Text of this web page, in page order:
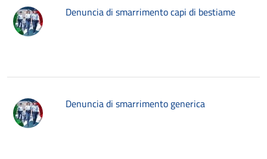
Denuncia di smarrimento capi di bestiame
Denuncia di smarrimento generica